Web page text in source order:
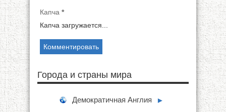
Капча *
Капча загружается...
Города и страны мира
Демократичная Англия ►